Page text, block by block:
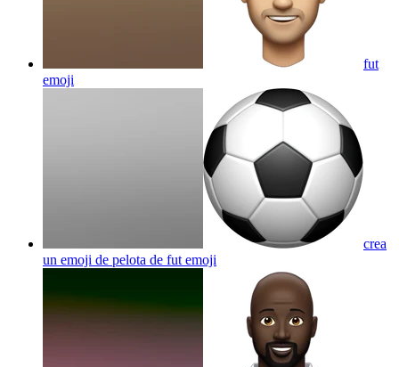
fut
emoji
crea
un emoji de pelota de fut emoji